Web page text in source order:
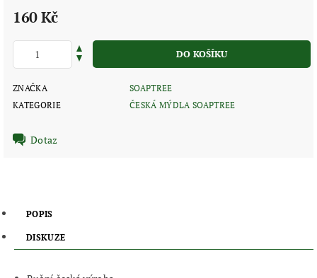
160 Kč
ZNAČKA
SOAPTREE
KATEGORIE
ČESKÁ MÝDLA SOAPTREE
Dotaz
POPIS
DISKUZE